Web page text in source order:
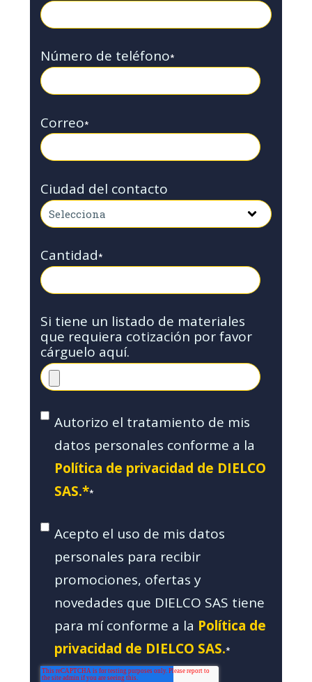
Número de teléfono*
Correo*
Ciudad del contacto
Cantidad*
Si tiene un listado de materiales
que requiera cotización por favor
cárguelo aquí.
Autorizo el tratamiento de mis
datos personales conforme a la
Política de privacidad de DIELCO
SAS.**
Acepto el uso de mis datos
personales para recibir
promociones, ofertas y
novedades que DIELCO SAS tiene
para mí conforme a la Política de
privacidad de DIELCO SAS.*